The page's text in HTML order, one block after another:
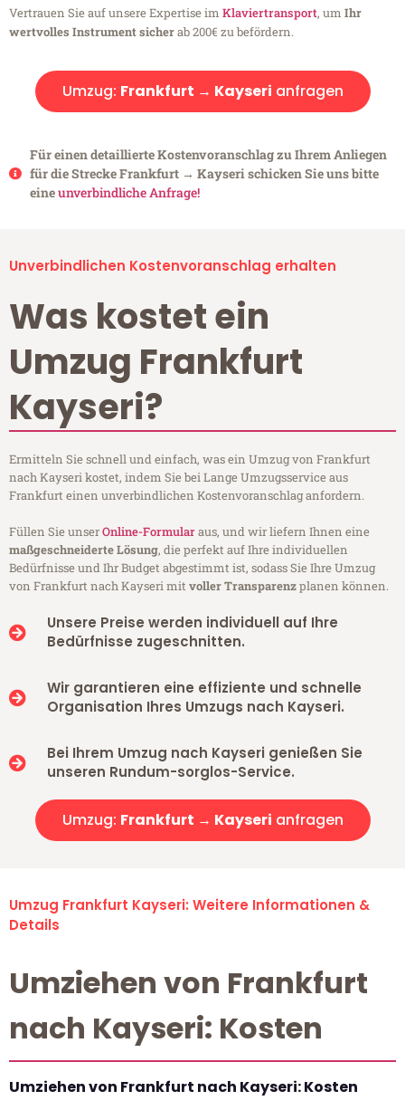
Vertrauen Sie auf unsere Expertise im Klaviertransport, um Ihr
wertvolles Instrument sicherab 200€ zu befördern.
Umzug: Frankfurt → Kayseri anfragen
Für einen detaillierte Kostenvoranschlag zu Ihrem Anliegen
für die Strecke Frankfurt → Kayseri schicken Sie uns bitte
eineunverbindliche Anfrage!
Unverbindlichen Kostenvoranschlag erhalten
Was kostet ein
Umzug Frankfurt
Kayseri?
Ermitteln Sie schnell und einfach, was ein Umzug von Frankfurt
nach Kayseri kostet, indem Sie bei Lange Umzugsservice aus
Frankfurt einen unverbindlichen Kostenvoranschlag anfordern.
Füllen Sie unserOnline-Formularaus, und wir liefern Ihnen eine
maßgeschneiderte Lösung, die perfekt auf Ihre individuellen
Bedürfnisse und Ihr Budget abgestimmt ist, sodass Sie Ihre Umzug
von Frankfurt nach Kayseri mitvoller Transparenzplanen können.
Unsere Preise werden individuell auf Ihre
Bedürfnisse zugeschnitten.
Wir garantieren eine effiziente und schnelle
Organisation Ihres Umzugs nach Kayseri.
Bei Ihrem Umzug nach Kayseri genießen Sie
unseren Rundum-sorglos-Service.
Umzug: Frankfurt → Kayseri anfragen
Umzug Frankfurt Kayseri: Weitere Informationen &
Details
Umziehen von Frankfurt
nach Kayseri: Kosten
Umziehen von Frankfurt nach Kayseri: Kosten